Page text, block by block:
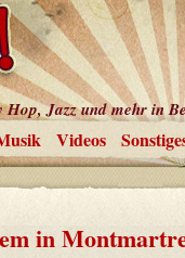
Hop, Jazz und mehr in
Videos
in